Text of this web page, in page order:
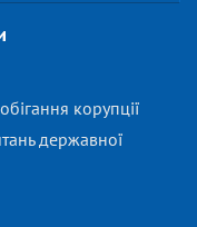
корупції
державної